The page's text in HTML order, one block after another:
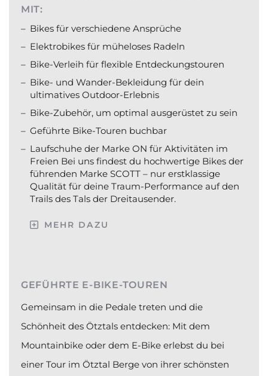
MIT:
Bikes für verschiedene Ansprüche
Elektrobikes für müheloses Radeln
Bike-Verleih für flexible Entdeckungstouren
Bike- und Wander-Bekleidung für dein
ultimatives Outdoor-Erlebnis
Bike-Zubehör, um optimal ausgerüstet zu sein
Geführte Bike-Touren buchbar
Laufschuhe der Marke ON für Aktivitäten im
Freien Bei uns findest du hochwertige Bikes der
führenden Marke SCOTT – nur erstklassige
Qualität für deine Traum-Performance auf den
Trails des Tals der Dreitausender.
MEHR DAZU
GEFÜHRTE E-BIKE-TOUREN
Gemeinsam in die Pedale treten und die
Schönheit des Ötztals entdecken: Mit dem
Mountainbike oder dem E-Bike erlebst du bei
einer Tour im Ötztal Berge von ihrer schönsten